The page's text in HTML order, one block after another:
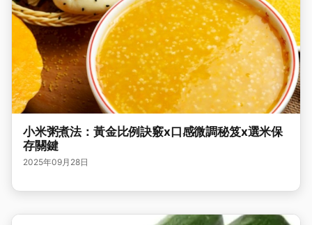
小米粥煮法：黃金比例訣竅x口感微調秘笈x選米保
存關鍵
2025年09月28日